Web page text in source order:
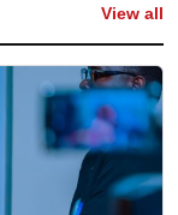
View all